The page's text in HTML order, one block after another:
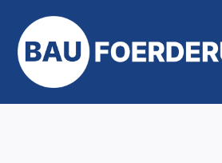
Inhalt
springen